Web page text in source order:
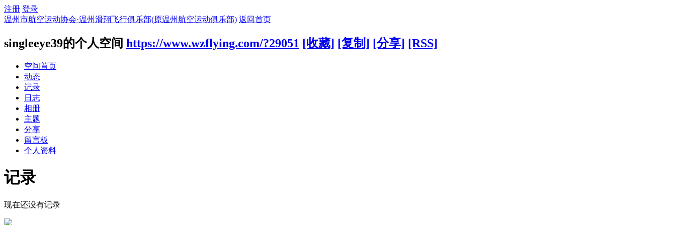
注册 登录
温州市航空运动协会·温州滑翔飞行俱乐部(原温州航空运动俱乐部) 返回首页
singleeye39的个人空间 https://www.wzflying.com/?29051 [收藏] [复制] [分享] [RSS]
空间首页
动态
记录
日志
相册
主题
分享
留言板
个人资料
记录
现在还没有记录